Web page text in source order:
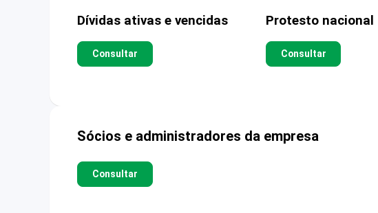
Dívidas ativas e vencidas
Consultar
Protesto nacional
Consultar
Sócios e administradores da empresa
Consultar